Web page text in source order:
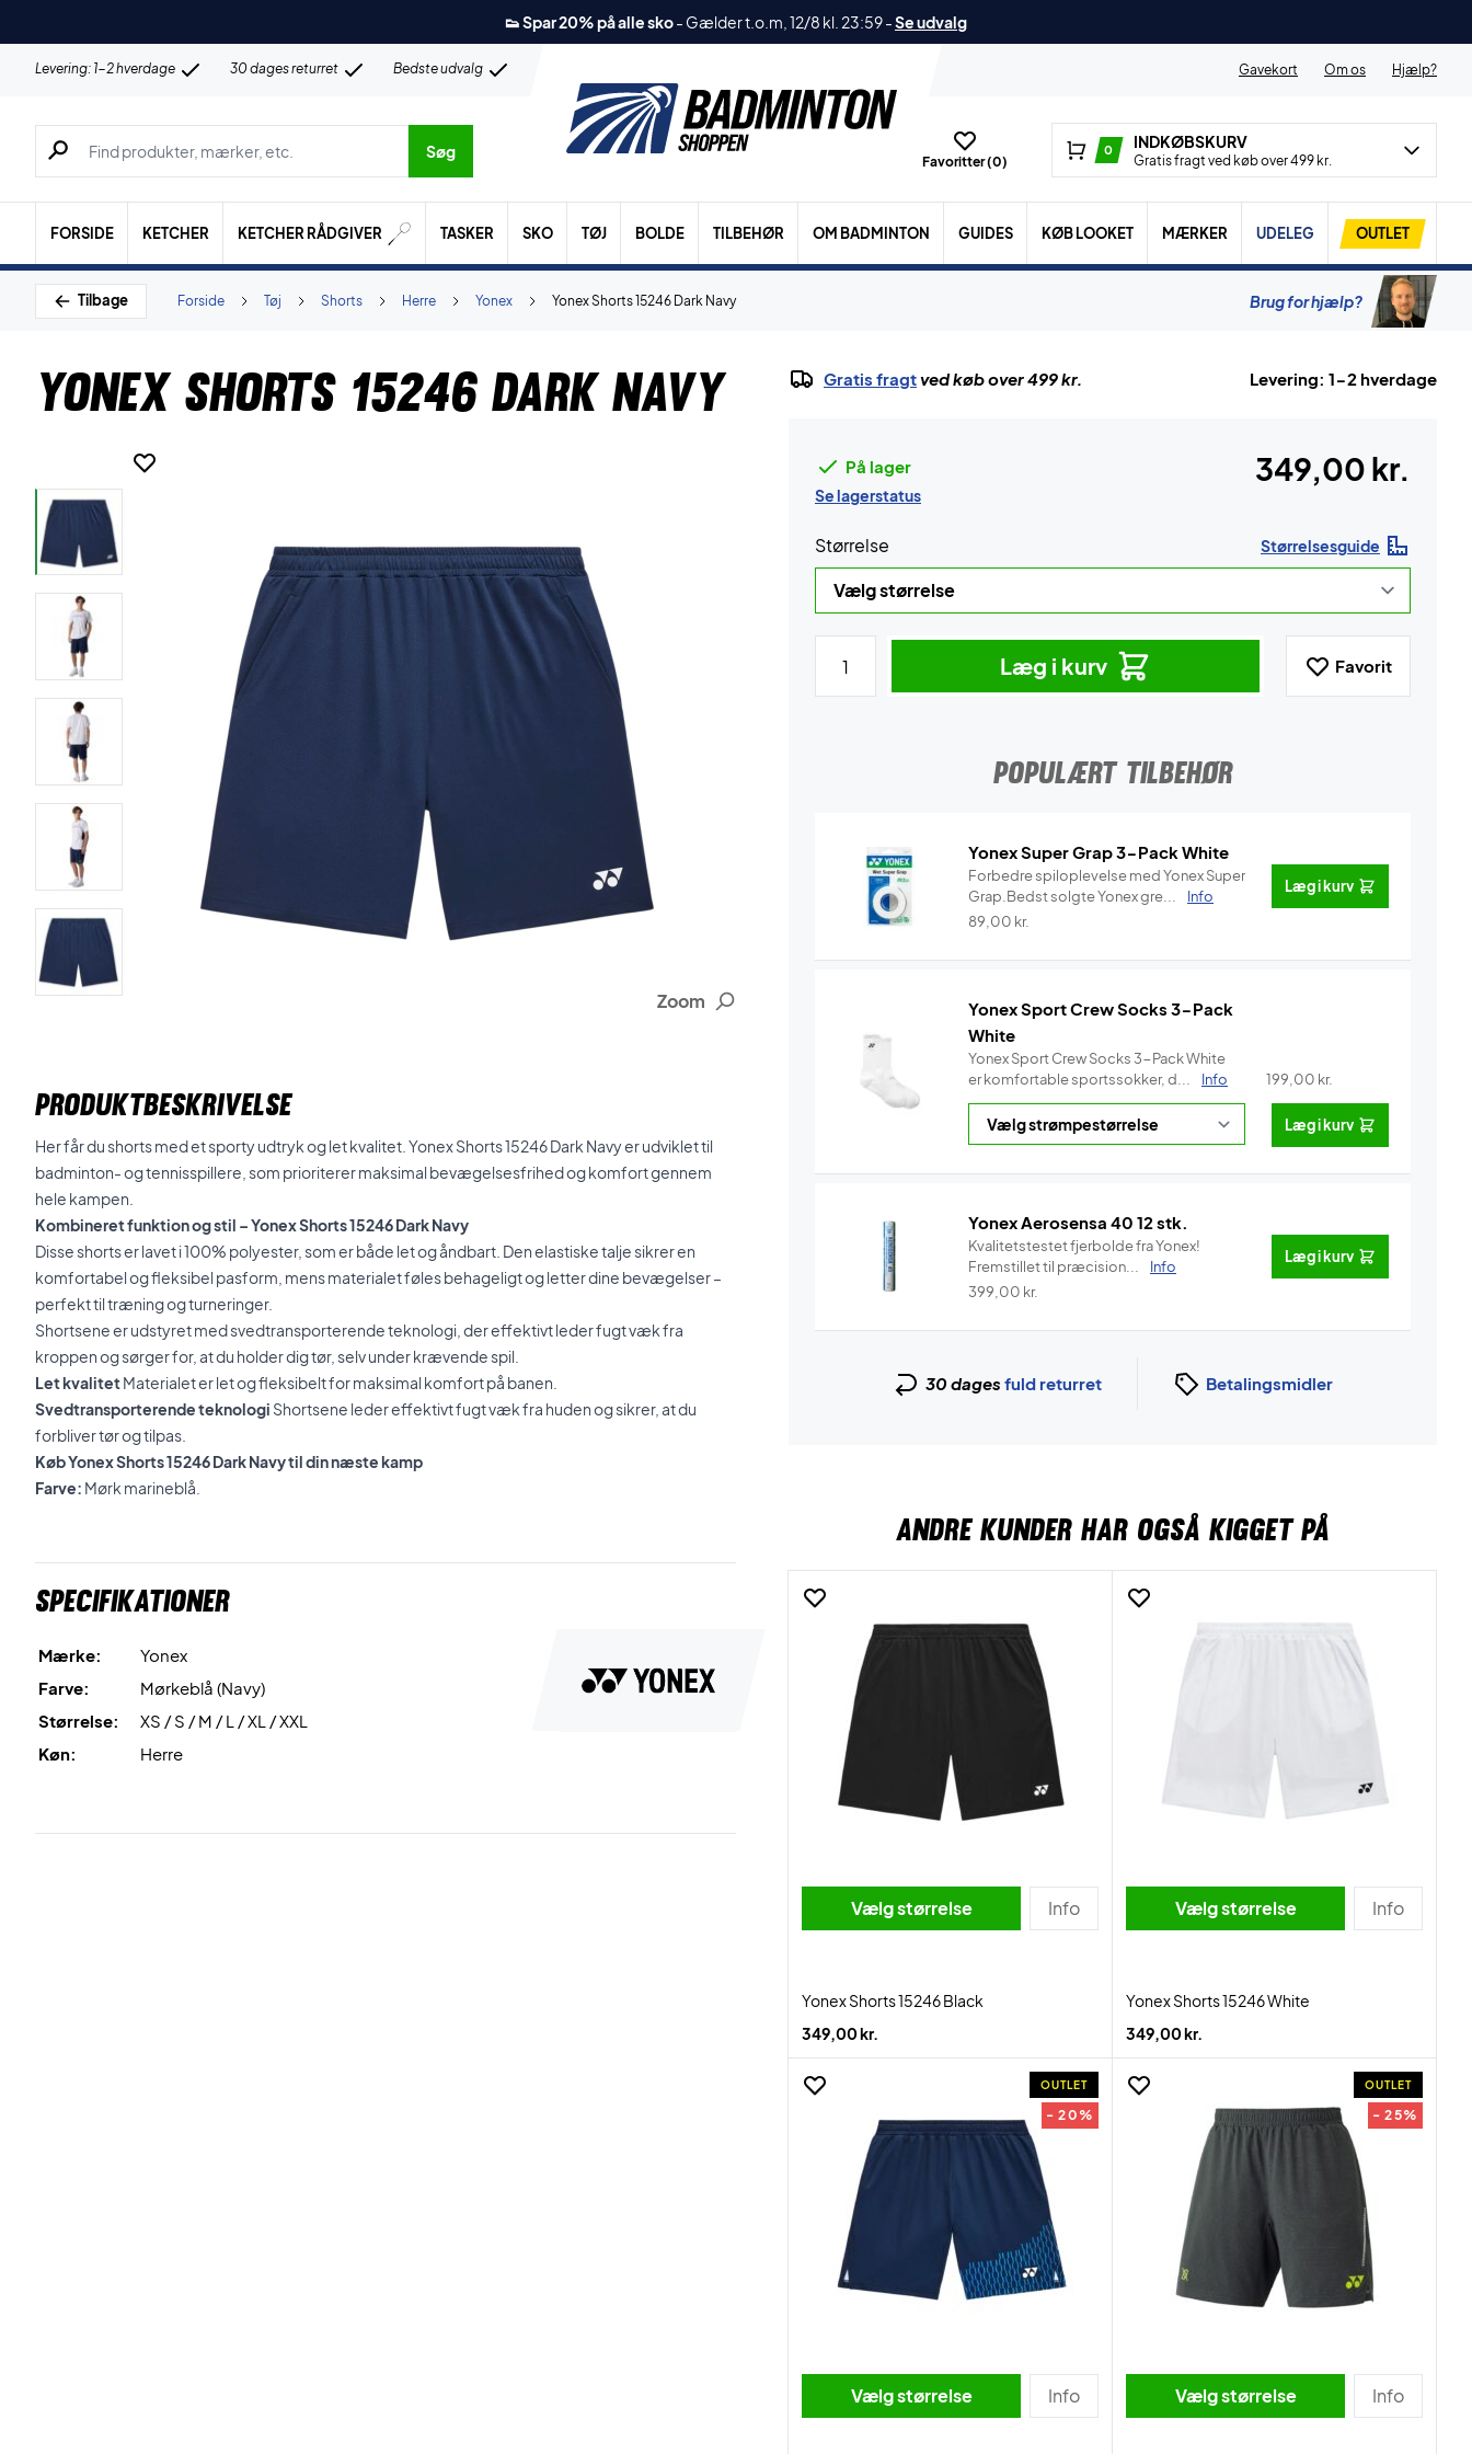
👟 Spar 20% på alle sko- Gælder t.o.m, 12/8 kl. 23:59-Se udvalg
Levering: 1-2 hverdage 30 dages returret Bedste udvalg Gavekort Om os Hjælp?
Søg efter produkter, mærker etc.
Søg
Favoritter (0)
0 INDKØBSKURV
Gratis fragt ved køb over 499 kr.
FORSIDE KETCHER KETCHER RÅDGIVER TASKER SKO TØJ BOLDE TILBEHØR OM BADMINTON GUIDES KØB LOOKET MÆRKER UDELEG OUTLET
Tilbage Yonex Shorts 15246 Dark Navy
Yonex
Herre
Shorts
Tøj
Forside Brug for hjælp?
Yonex Shorts 15246 Dark Navy
Zoom
PRODUKTBESKRIVELSE
Her får du shorts med et sporty udtryk og let kvalitet. Yonex Shorts 15246 Dark Navy er udviklet til
badminton- og tennisspillere, som prioriterer maksimal bevægelsesfrihed og komfort gennem
hele kampen.
Kombineret funktion og stil – Yonex Shorts 15246 Dark Navy
Disse shorts er lavet i 100% polyester, som er både let og åndbart. Den elastiske talje sikrer en
komfortabel og fleksibel pasform, mens materialet føles behageligt og letter dine bevægelser –
perfekt til træning og turneringer.
Shortsene er udstyret med svedtransporterende teknologi, der effektivt leder fugt væk fra
kroppen og sørger for, at du holder dig tør, selv under krævende spil.
Let kvalitetMaterialet er let og fleksibelt for maksimal komfort på banen.
Svedtransporterende teknologi Shortsene leder effektivt fugt væk fra huden og sikrer, at du
forbliver tør og tilpas.
Køb Yonex Shorts 15246 Dark Navy til din næste kamp
Farve: Mørk marineblå.
Specifikationer
Mærke:
Yonex
Farve:
Mørkeblå (Navy)
Størrelse:
XS / S / M / L / XL / XXL
Køn:
Herre
Gratis fragtved køb over 499 kr. Levering: 1-2 hverdage
På lager
Se lagerstatus
349,00 kr.
Størrelse Størrelsesguide
Læg i kurv Favorit
POPULÆRT TILBEHØR
Yonex Super Grap 3-Pack White
Forbedre spiloplevelse med Yonex Super
Grap.Bedst solgte Yonex gre...
Info
89,00 kr.
Læg i kurv
Yonex Sport Crew Socks 3-Pack
White
Yonex Sport Crew Socks 3-Pack White
er komfortable sportssokker, d...
Info 199,00 kr.
Læg i kurv
Yonex Aerosensa 40 12 stk.
Kvalitetstestet fjerbolde fra Yonex!
Fremstillet til præcision...
Info
399,00 kr.
Læg i kurv
30 dages fuld returret Betalingsmidler
ANDRE KUNDER HAR OGSÅ KIGGET PÅ
Vælg størrelse Info
Yonex Shorts 15246 Black
349,00 kr.
Vælg størrelse Info
Yonex Shorts 15246 White
349,00 kr.
OUTLET
- 20%
Vælg størrelse Info
OUTLET
- 25%
Vælg størrelse Info